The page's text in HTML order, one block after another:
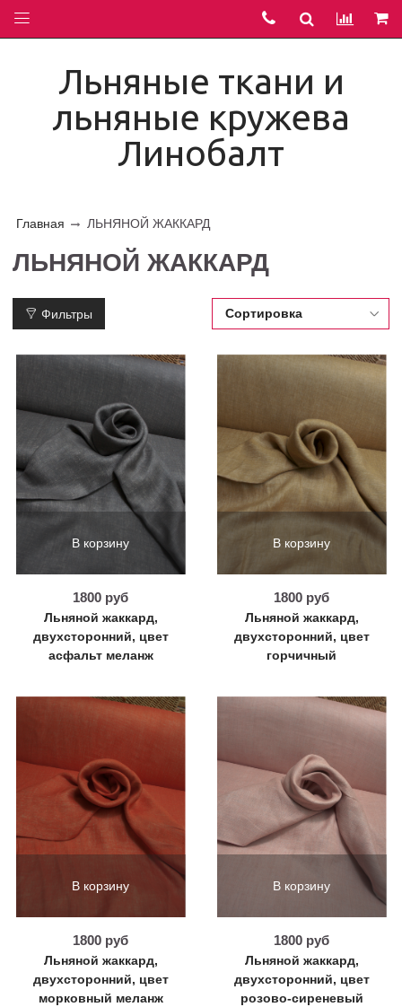
Льняные ткани и
льняные кружева
Линобалт
Главная ЛЬНЯНОЙ ЖАККАРД
ЛЬНЯНОЙ ЖАККАРД
Фильтры
В корзину
1800 руб
Льняной жаккард,
двухсторонний, цвет
асфальт меланж
В корзину
1800 руб
Льняной жаккард,
двухсторонний, цвет
горчичный
В корзину
1800 руб
Льняной жаккард,
двухсторонний, цвет
морковный меланж
В корзину
1800 руб
Льняной жаккард,
двухсторонний, цвет
розово-сиреневый